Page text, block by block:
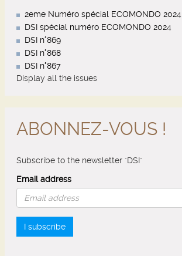
2eme Numéro spécial ECOMONDO 2024
DSI spécial numéro ECOMONDO 2024
DSI n°869
DSI n°868
DSI n°867
Display all the issues
ABONNEZ-VOUS !
Subscribe to the newsletter "DSI"
Email address
I subscribe